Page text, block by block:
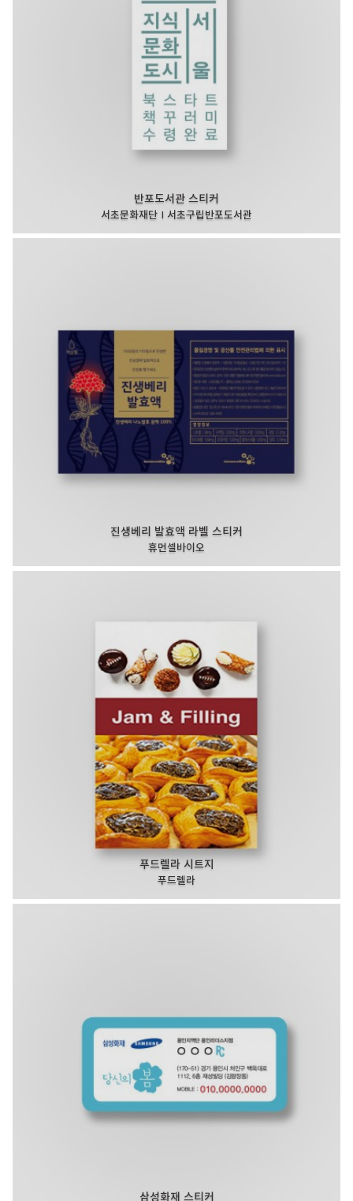
반포도서관 스티커
서초문화재단 I 서초구립반포도서관
진생베리 발효액 라벨 스티커
휴먼셀바이오
푸드렐라 시트지
푸드렐라
삼성화재 스티커